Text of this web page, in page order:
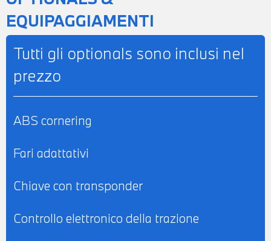
EQUIPAGGIAMENTI
Tutti gli optionals sono inclusi nel
prezzo
ABS cornering
Fari adattativi
Chiave con transponder
Controllo elettronico della trazione